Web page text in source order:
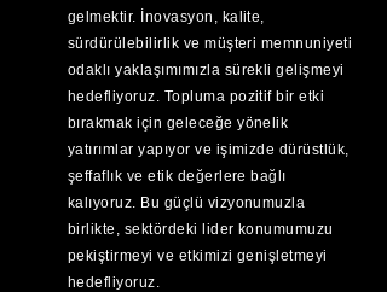
gelmektir. İnovasyon, kalite,
sürdürülebilirlik ve müşteri memnuniyeti
odaklı yaklaşımımızla sürekli gelişmeyi
hedefliyoruz. Topluma pozitif bir etki
bırakmak için geleceğe yönelik
yatırımlar yapıyor ve işimizde dürüstlük,
şeffaflık ve etik değerlere bağlı
kalıyoruz. Bu güçlü vizyonumuzla
birlikte, sektördeki lider konumumuzu
pekiştirmeyi ve etkimizi genişletmeyi
hedefliyoruz.